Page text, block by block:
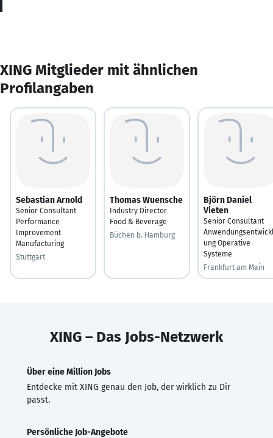
XING Mitglieder mit ähnlichen
Profilangaben
Sebastian Arnold
Senior Consultant
Performance
Improvement
Manufacturing
Stuttgart
Thomas Wuensche
Industry Director
Food & Beverage
Büchen b. Hamburg
Björn Daniel
Vieten
Senior Consultant
ung Operative
Systeme
Frankfurt am Main
XING – Das Jobs-Netzwerk
Über eine Million Jobs
Entdecke mit XING genau den Job, der wirklich zu Dir
passt.
Persönliche Job-Angebote